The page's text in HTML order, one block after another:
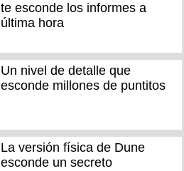
te esconde los informes a
última hora
Un nivel de detalle que
esconde millones de puntitos
La versión física de Dune
esconde un secreto